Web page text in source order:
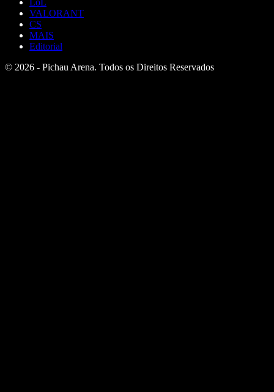
VALORANT
CS
MAIS
Editorial
© 2026 - Pichau Arena. Todos os Direitos Reservados